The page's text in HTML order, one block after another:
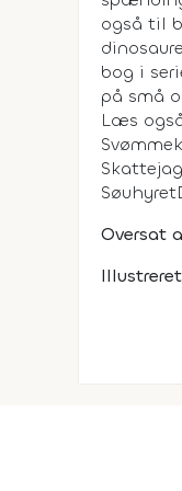
også til
bog i
på små
Læs
Oversat